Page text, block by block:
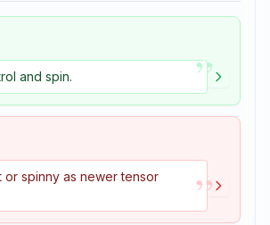
and spin. ”
or spinny as newer tensor
”